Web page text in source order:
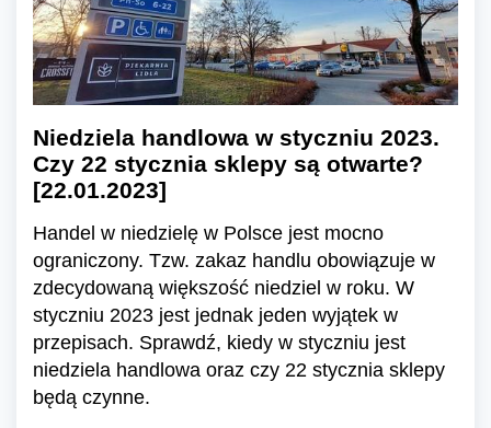
Niedziela handlowa w styczniu 2023.
Czy 22 stycznia sklepy są otwarte?
[22.01.2023]
Handel w niedzielę w Polsce jest mocno
ograniczony. Tzw. zakaz handlu obowiązuje w
zdecydowaną większość niedziel w roku. W
styczniu 2023 jest jednak jeden wyjątek w
przepisach. Sprawdź, kiedy w styczniu jest
niedziela handlowa oraz czy 22 stycznia sklepy
będą czynne.